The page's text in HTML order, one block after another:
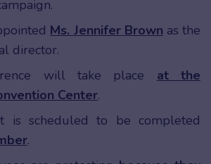
Ms. Jennifer Brown as the
director.
will take place at the
Center.
is scheduled to be completed
.